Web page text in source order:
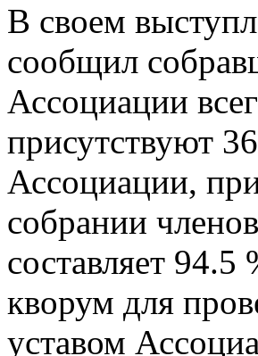
В своем
сообщил
Ассоциации
присутствуют
Ассоциации,
собрании
составляет
кворум для
уставом